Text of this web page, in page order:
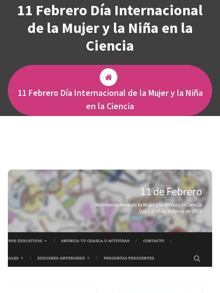
11 Febrero Día Internacional
de la Mujer y la Niña en la
Ciencia
11 Febrero Día Internacional de la Mujer y la Niña
en la Ciencia